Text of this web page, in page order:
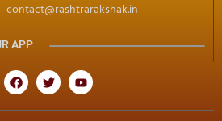
contact@rashtrarakshak.in
APP